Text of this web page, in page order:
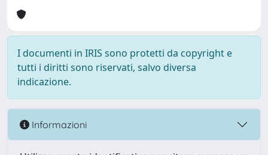
I documenti in IRIS sono protetti da copyright e
tutti i diritti sono riservati, salvo diversa
indicazione.
Informazioni